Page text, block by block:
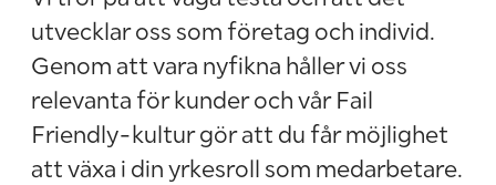
utvecklar oss som företag och individ.
Genom att vara nyfikna håller vi oss
relevanta för kunder och vår Fail
Friendly-kultur gör att du får möjlighet
att växa i din yrkesroll som medarbetare.